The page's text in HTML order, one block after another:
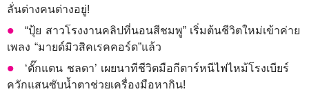
ลั่นต่างคนต่างอยู่!
“ปุ้ย สาวโรงงานคลิปที่นอนสีชมพู” เริ่มต้นชีวิตใหม่เข้าค่าย
เพลง “มายด์มิวสิคเรคคอร์ด”แล้ว
‘ตั๊กแตน ชลดา’ เผยนาทีชีวิตมือกีตาร์หนีไฟไหม้โรงเบียร์
ควักแสนซับน้ำตาช่วยเครื่องมือหากิน!